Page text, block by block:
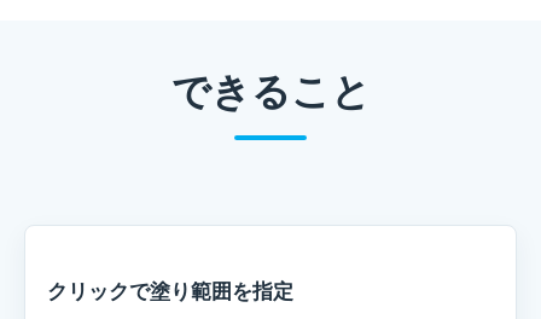
できること
クリックで塗り範囲を指定